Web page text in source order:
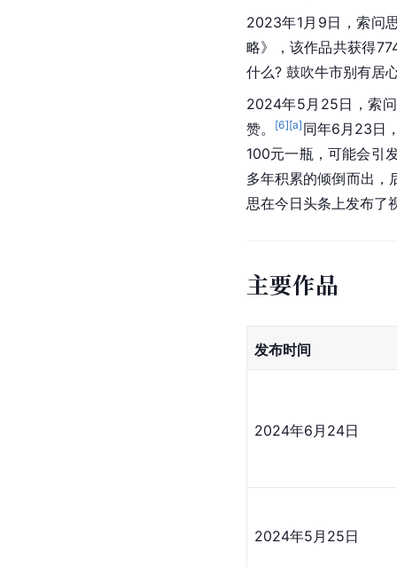
2023年1月9日，索问
略》，该作品共获得
什么? 鼓吹牛市别有居
2024年5月25日，索
赞。
[6][a] 同年6月23日
100元一瓶，可能会引
多年积累的倾倒而出，
思在今日头条上发布了
主要作品
发布时间
2024年6月24日
2024年5月25日